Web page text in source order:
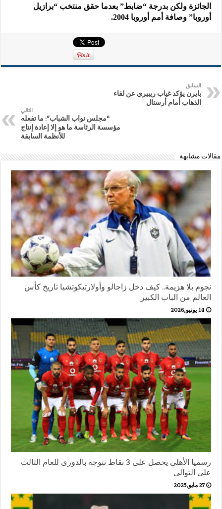
الجائزة ولكن بدرجة “ضابط” بعدما حقق منتخب “برازيل
أوروبا” وصافة أمم أوروبا 2004.
السابق
بايرن يؤكد غياب ريبيري عن لقاء
الذهاب أمام أرسنال
التالي
“مجلس نواب الشباب”: ما تفعله
مؤسسة الرئاسة ما هو إلا إعادة إنتاج
للأنظمة السابقة
مقالات مشابهة
نجوم بلا هزيمة.. كيف دخل زاجالو وأولارتيكوتشيا تاريخ كأس
العالم من الباب الكبير
14 يونيو,2026
رسميا الأهلى يحصل على 3 نقاط تتوجه بالدورى للعام الثالث
على التوالى
27 مايو,2025